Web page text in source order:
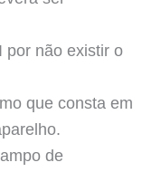
por não existir o
que consta em
de